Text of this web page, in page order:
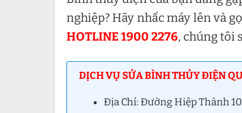
nghiệp? Hãy nhấc máy lên và
HOTLINE 1900 2276, chúng tôi
DỊCH VỤ SỬA BÌNH THỦY ĐIỆN
Địa Chỉ: Đường Hiệp Thành